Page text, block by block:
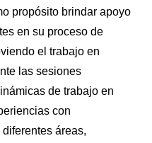
propósito brindar apoyo
en su proceso de
el trabajo en
las sesiones
de trabajo en
con
áreas,